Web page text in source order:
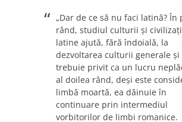
„Dar de ce să nu faci latină? În
rând, studiul culturii şi
latine ajută, fără îndoială, la
dezvoltarea culturii generale şi
trebuie privit ca un lucru
al doilea rând, deşi este
limbă moartă, ea dăinuie în
continuare prin intermediul
vorbitorilor de limbi romanice.